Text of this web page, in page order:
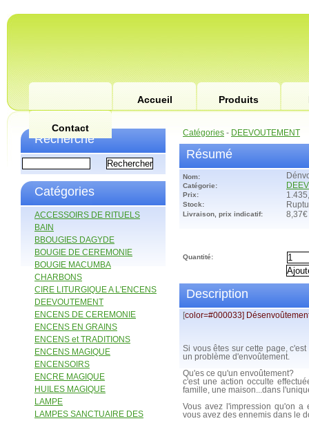
Accueil Produits
Contact
Recherche
Catégories
ACCESSOIRS DE RITUELS
BAIN
BBOUGIES DAGYDE
BOUGIE DE CEREMONIE
BOUGIE MACUMBA
CHARBONS
CIRE LITURGIQUE A L'ENCENS
DEEVOUTEMENT
ENCENS DE CEREMONIE
ENCENS EN GRAINS
ENCENS et TRADITIONS
ENCENS MAGIQUE
ENCENSOIRS
ENCRE MAGIQUE
HUILES MAGIQUE
LAMPE
LAMPES SANCTUAIRE DES
Catégories - DEEVOUTEMENT
Résumé
Nom:
Catégorie:
Prix:
Stock:
Livraison, prix indicatif: 8,37€
Quantité:
Description
[color=#000033]
Si vous êtes sur cette page,
un problème d'envoûtement.
Qu'es ce qu'un envoûtement?
c'est une action occulte
famille, une maison...dans
Vous avez l'impression qu'on a
vous avez des ennemis dans le